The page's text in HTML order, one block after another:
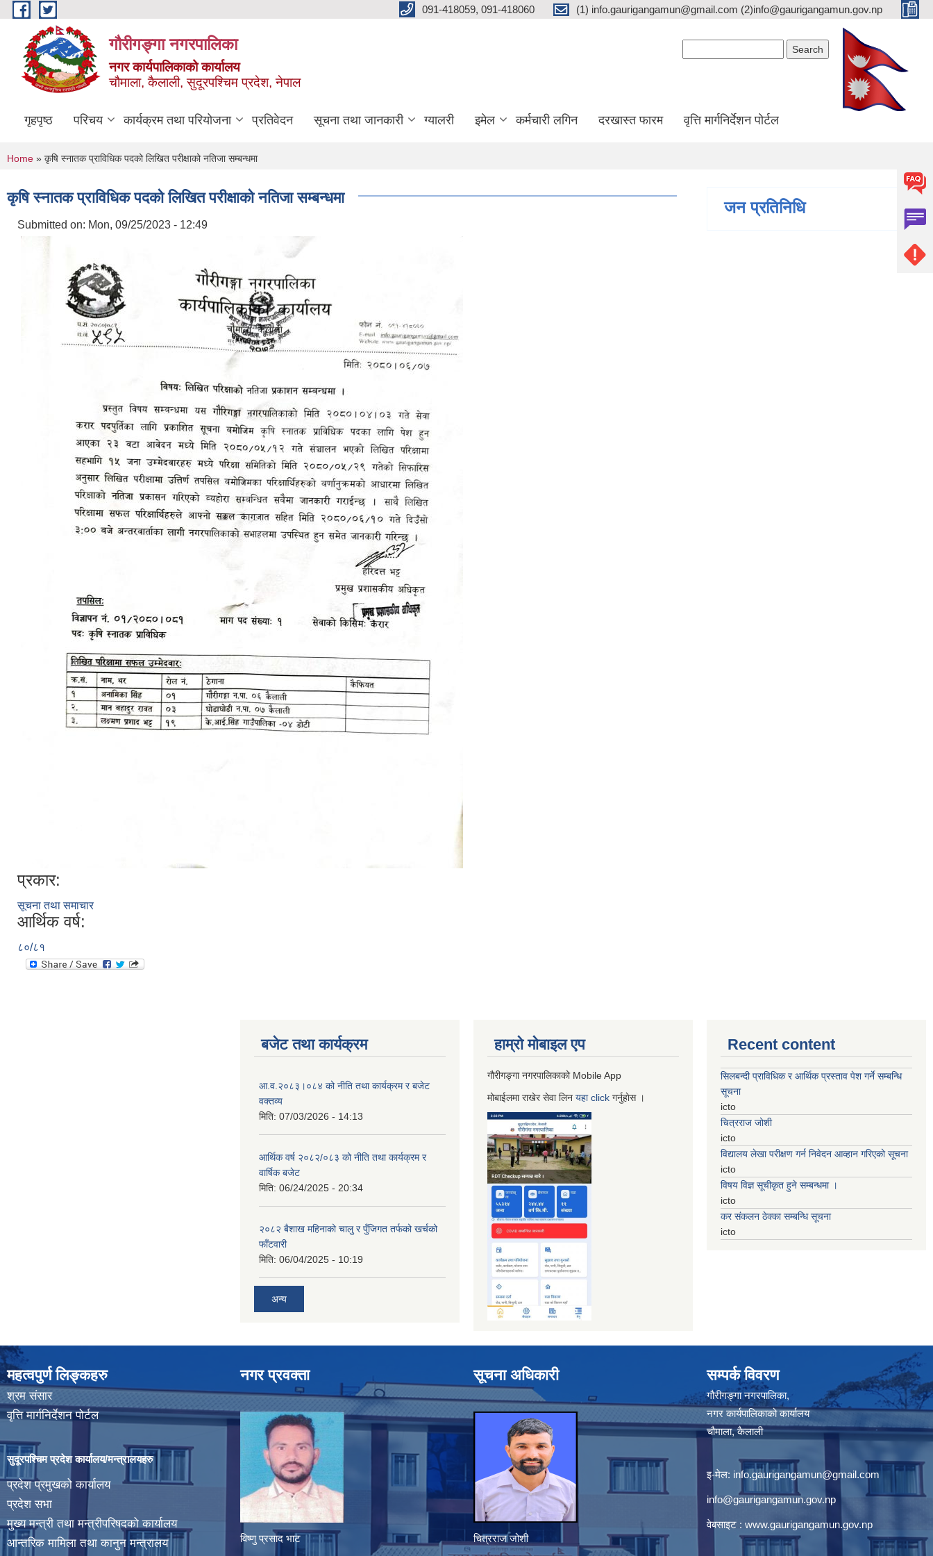
Skip to main content 091-418059, 091-418060 (1) info.gaurigangamun@gmail.com (2)info@gaurigangamun.gov.np
गौरीगङ्गा नगरपालिका
नगर कार्यपालिकाको कार्यालय
चौमाला, कैलाली, सुदूरपश्चिम प्रदेश, नेपाल
गृहपृष्ठ परिचय कार्यक्रम तथा परियोजना प्रतिवेदन सूचना तथा जानकारी ग्यालरी इमेल कर्मचारी लगिन दरखास्त फारम वृत्ति मार्गनिर्देशन पोर्टल
You are here
Home » कृषि स्नातक प्राविधिक पदको लिखित परीक्षाको नतिजा सम्बन्धमा
कृषि स्नातक प्राविधिक पदको लिखित परीक्षाको नतिजा सम्बन्धमा
Submitted on: Mon, 09/25/2023 - 12:49
प्रकार:
सूचना तथा समाचार
आर्थिक वर्ष:
८०/८१
जन प्रतिनिधि
बजेट तथा कार्यक्रम
आ.व.२०८३।०८४ को नीति तथा कार्यक्रम र बजेट
वक्तव्य
मिति: 07/03/2026 - 14:13
आर्थिक वर्ष २०८२/०८३ को नीति तथा कार्यक्रम र
वार्षिक बजेट
मिति: 06/24/2025 - 20:34
२०८२ बैशाख महिनाको चालु र पुँजिगत तर्फको खर्चको
फाँटवारी
मिति: 06/04/2025 - 10:19
अन्य
हाम्रो माेबाइल एप
गौरीगङ्गा नगरपालिकाको Mobile App
मोबाईलमा राखेर सेवा लिन यहाclick गर्नुहाेस ।
Recent content
सिलबन्दी प्राविधिक र आर्थिक प्रस्ताव पेश गर्ने सम्बन्धि
सूचना
icto
चित्रराज जोशी
icto
विद्यालय लेखा परीक्षण गर्न निवेदन आव्हान गरिएको सूचना
icto
विषय विज्ञ सूचीकृत हुने सम्बन्धमा ।
icto
कर संकलन ठेक्का सम्बन्धि सूचना
icto
महत्वपुर्ण लिङ्कहरु
श्रम संसार
वृत्ति मार्गनिर्देशन पोर्टल
सुदूरपश्चिम प्रदेश कार्यालय/मन्त्रालयहरु
प्रदेश प्रमुखको कार्यालय
प्रदेश सभा
मुख्य मन्त्री तथा मन्त्रीपरिषदको कार्यालय
आन्तरिक मामिला तथा कानुन मन्त्रालय
नगर प्रवक्ता
विष्णु प्रसाद भाट
सूचना अधिकारी
चित्रराज जोशी
सम्पर्क विवरण
गौरीगङ्गा नगरपालिका,
नगर कार्यपालिकाको कार्यालय
चौमाला, कैलाली
इ-मेल: info.gaurigangamun@gmail.com
info@gaurigangamun.gov.np
वेबसाइट : www.gaurigangamun.gov.np